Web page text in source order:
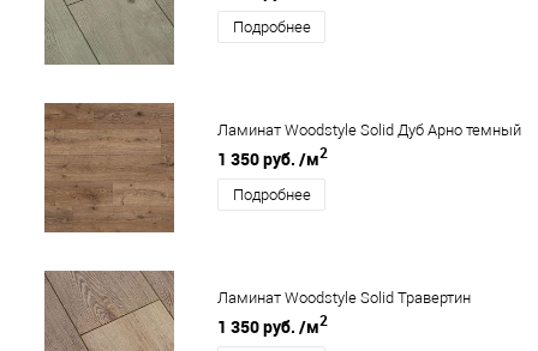
Подробнее
Ламинат Woodstyle Solid Дуб Арно темный
1 350 руб. /м2
Подробнее
Ламинат Woodstyle Solid Травертин
1 350 руб. /м2